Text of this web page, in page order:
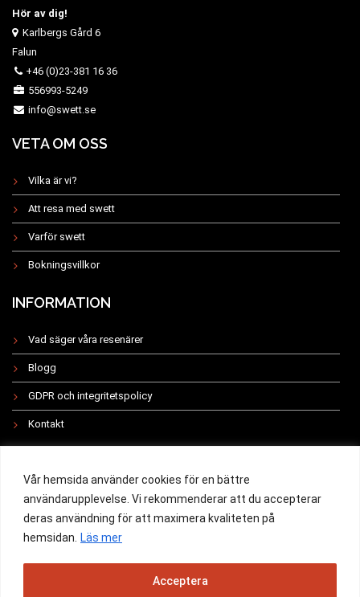
Vår hemsida använder cookies för en bättre
användarupplevelse. Vi rekommenderar att du accepterar
deras användning för att maximera kvaliteten på
hemsidan. Läs mer
Acceptera
Hör av dig!
Karlbergs Gård 6
Falun
+46 (0)23-381 16 36
556993-5249
info@swett.se
VETA OM OSS
Vilka är vi?
Att resa med swett
Varför swett
Bokningsvillkor
INFORMATION
Vad säger våra resenärer
Blogg
GDPR och integritetspolicy
Kontakt